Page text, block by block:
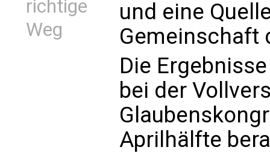
richtige
Weg
und eine
Gemeinschaft
Die
bei der
Aprilhälfte